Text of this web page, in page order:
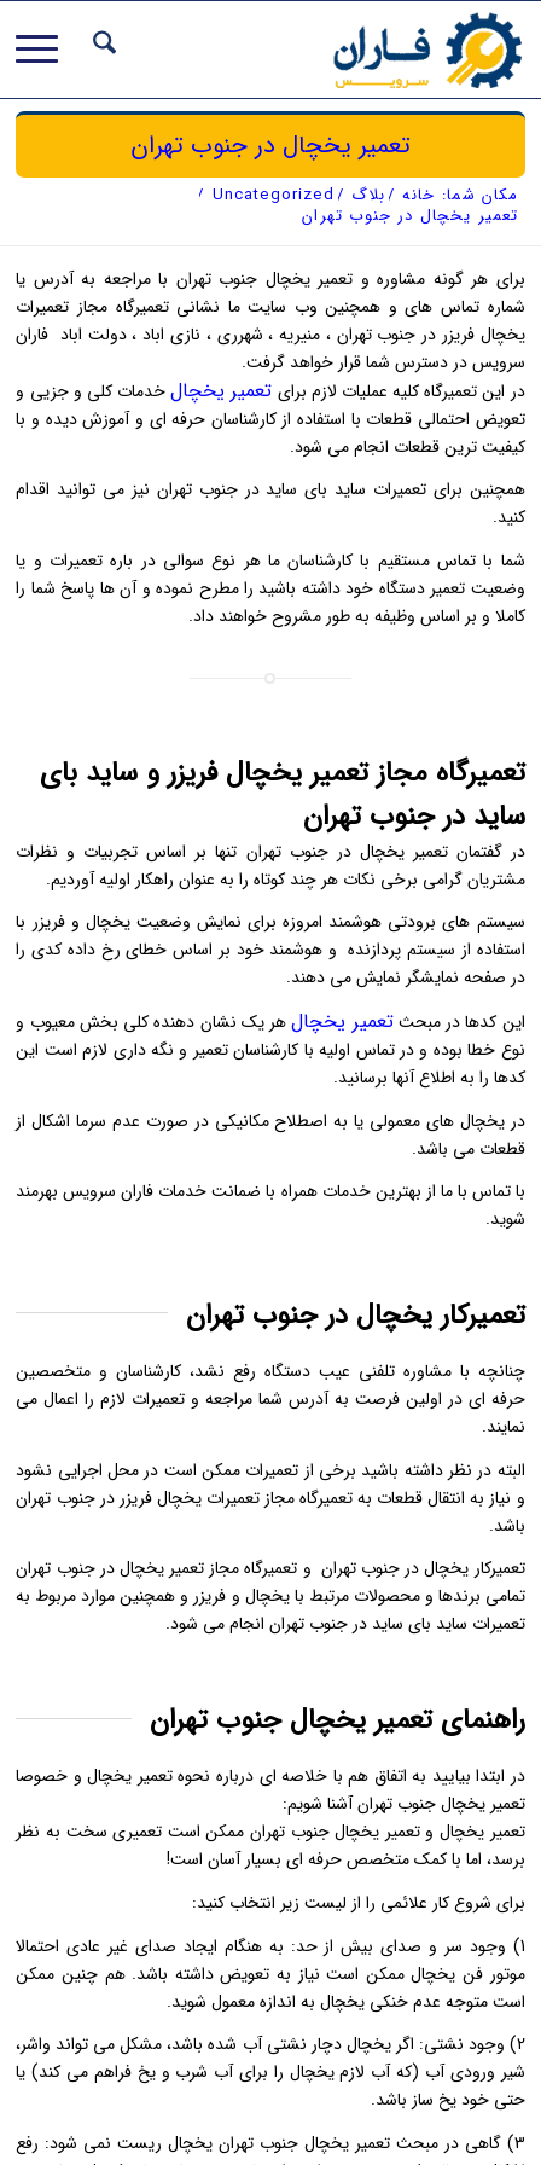
تعمیر یخچال در جنوب تهران
مکان شما: خانه /بلاگ /
Uncategorized
/
تعمیر یخچال در جنوب تهران
برای هر گونه مشاوره و تعمیر یخچال جنوب تهران با مراجعه به آدرس یا
شماره تماس های و همچنین وب سایت ما نشانی تعمیرگاه مجاز تعمیرات
یخچال فریزر در جنوب تهران ، منیریه ، شهرری ، نازی اباد ، دولت اباد فاران
سرویس در دسترس شما قرار خواهد گرفت.
در این تعمیرگاه کلیه عملیات لازم برای تعمیر یخچالخدمات کلی و جزیی و
تعویض احتمالی قطعات با استفاده از کارشناسان حرفه ای و آموزش دیده و با
کیفیت ترین قطعات انجام می شود.
همچنین برای تعمیرات ساید بای ساید در جنوب تهران نیز می توانید اقدام
کنید.
شما با تماس مستقیم با کارشناسان ما هر نوع سوالی در باره تعمیرات و یا
وضعیت تعمیر دستگاه خود داشته باشید را مطرح نموده و آن ها پاسخ شما را
کاملا و بر اساس وظیفه به طور مشروح خواهند داد.
تعمیرگاه مجاز تعمیر یخچال فریزر و ساید بای
ساید در جنوب تهران
در گفتمان تعمیر یخچال در جنوب تهران تنها بر اساس تجربیات و نظرات
مشتریان گرامی برخی نکات هر چند کوتاه را به عنوان راهکار اولیه آوردیم.
سیستم های برودتی هوشمند امروزه برای نمایش وضعیت یخچال و فریزر با
استفاده از سیستم پردازنده و هوشمند خود بر اساس خطای رخ داده کدی را
در صفحه نمایشگر نمایش می دهند.
این کدها در مبحثتعمیر یخچالهر یک نشان دهنده کلی بخش معیوب و
نوع خطا بوده و در تماس اولیه با کارشناسان تعمیر و نگه داری لازم است این
کدها را به اطلاع آنها برسانید.
در یخچال های معمولی یا به اصطلاح مکانیکی در صورت عدم سرما اشکال از
قطعات می باشد.
با تماس با ما از بهترین خدمات همراه با ضمانت خدمات فاران سرویس بهرمند
شوید.
تعمیرکار یخچال در جنوب تهران
چنانچه با مشاوره تلفنی عیب دستگاه رفع نشد، کارشناسان و متخصصین
حرفه ای در اولین فرصت به آدرس شما مراجعه و تعمیرات لازم را اعمال می
نمایند.
البته در نظر داشته باشید برخی از تعمیرات ممکن است در محل اجرایی نشود
و نیاز به انتقال قطعات به تعمیرگاه مجاز تعمیرات یخچال فریزر در جنوب تهران
باشد.
تعمیرکار یخچال در جنوب تهران و تعمیرگاه مجاز تعمیر یخچال در جنوب تهران
تمامی برندها و محصولات مرتبط با یخچال و فریزر و همچنین موارد مربوط به
تعمیرات ساید بای ساید در جنوب تهران انجام می شود.
راهنمای تعمیر یخچال جنوب تهران
در ابتدا بیایید به اتفاق هم با خلاصه ای درباره نحوه تعمیر یخچال و خصوصا
تعمیر یخچال جنوب تهران آشنا شویم:
تعمیر یخچال و تعمیر یخچال جنوب تهران ممکن است تعمیری سخت به نظر
برسد، اما با کمک متخصص حرفه ای بسیار آسان است!
برای شروع کار علائمی را از لیست زیر انتخاب کنید:
1) وجود سر و صدای بیش از حد: به هنگام ایجاد صدای غیر عادی احتمالا
موتور فن یخچال ممکن است نیاز به تعویض داشته باشد. هم چنین ممکن
است متوجه عدم خنکی یخچال به اندازه معمول شوید.
2) وجود نشتی: اگر یخچال دچار نشتی آب شده باشد، مشکل می تواند واشر،
شیر ورودی آب (که آب لازم یخچال را برای آب شرب و یخ فراهم می کند) یا
حتی خود یخ ساز باشد.
3) گاهی در مبحث تعمیر یخچال جنوب تهران یخچال ریست نمی شود: رفع